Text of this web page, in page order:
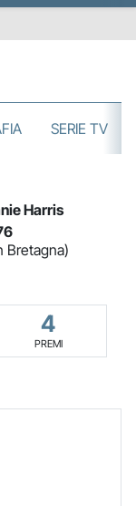
SERIE TV
Harris
Bretagna)
4
PREMI